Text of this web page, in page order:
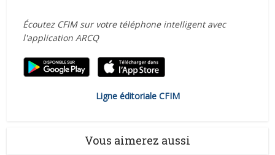
Écoutez CFIM sur votre téléphone intelligent avec
l'application ARCQ
Ligne éditoriale CFIM
Vous aimerez aussi